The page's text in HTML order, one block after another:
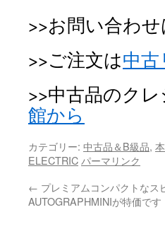
>>お問い合わせ
>>ご注文は中古
>>中古品のク
館から
カテゴリー: 中古品＆B級品,
ELECTRIC パーマリンク
← プレミアムコンパクトなス
AUTOGRAPHMINIが特価です